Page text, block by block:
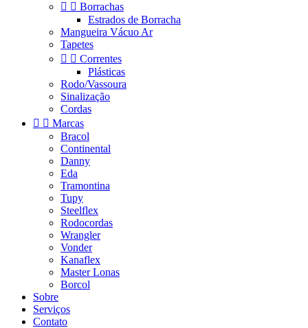
  Borrachas
Estrados de Borracha
Mangueira Vácuo Ar
Tapetes
  Correntes
Plásticas
Rodo/Vassoura
Sinalização
Cordas
  Marcas
Bracol
Continental
Danny
Eda
Tramontina
Tupy
Steelflex
Rodocordas
Wrangler
Vonder
Kanaflex
Master Lonas
Borcol
Sobre
Serviços
Contato